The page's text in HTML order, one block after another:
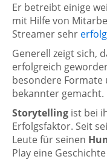
Er betreibt einige
mit Hilfe von
Streamer sehr
Generell zeigt sich,
erfolgreich
besondere
bekannter gemacht.
Storytelling ist bei
Erfolgsfaktor. Seit
Leute für seinen
Play eine